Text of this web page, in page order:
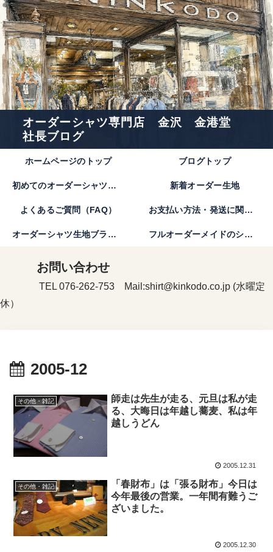
オーダーシャツ専門店 金沢 金港堂
社長ブログ
ホームページのトップ ブログトップ
初めてのオーダーシャツのご注文方法｜金港堂【公式】 新着オーダー生地
よくあるご質問（FAQ） お支払い方法・発送に関して
オーダーシャツ生地ブランド フルオーダーメイドのシャツとは。
お問い合わせ
TEL 076-262-753 Mail:shirt@kinkodo.co.jp (水曜定
休）
2005-12
その他・雑記
師走は先生が走る、元旦は私が走
る、大晦日は年越し蕎麦、私は年
越しうどん
2005.12.31
その他・雑記
「春財布」は「張る財布」今日は
今年最後の営業。一年間有難うご
ざいました。
2005.12.30